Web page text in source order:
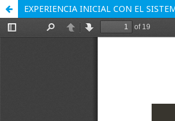
EXPERIENCIA INICIAL CON EL